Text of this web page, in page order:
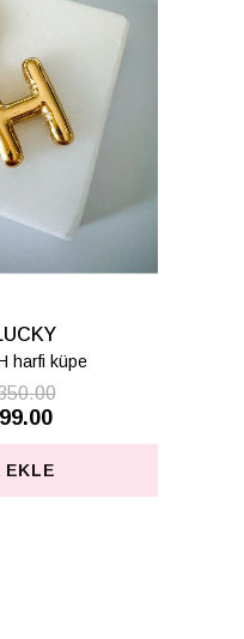
CHARMLUCKY
Çelik bombeli T harfi küpe
%
SEPETE EKLE